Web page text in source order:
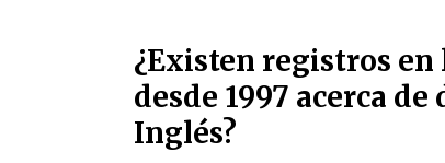
¿Existen registros
desde 1997 acerca
Inglés?